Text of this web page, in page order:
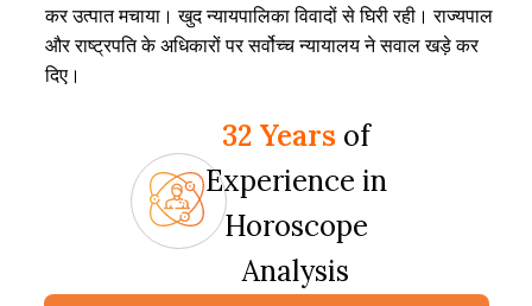
कर उत्पात मचाया। खुद न्यायपालिका विवादों से घिरी रही। राज्यपाल
और राष्ट्रपति के अधिकारों पर सर्वोच्च न्यायालय ने सवाल खड़े कर
दिए।
32 Years of
Experience in
Horoscope
Analysis